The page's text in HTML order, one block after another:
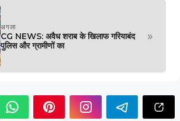
अगला
CG NEWS: अवैध शराब के खिलाफ गरियाबंद
पुलिस और ग्रामीणों का
»